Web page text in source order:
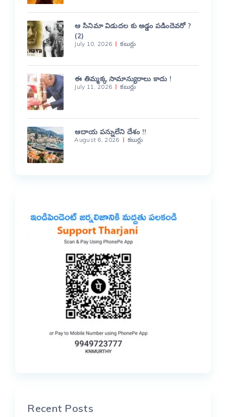
ఆ సినిమా విడుదల కు అడ్డం పడిందెవరో ?
(2)
July 10, 2026 కబుర్లు
ఈ తిమ్మక్క సామాన్యురాలు కాదు !
July 11, 2026 కబుర్లు
ఆదాయ పన్నులేని దేశం !!
August 6, 2026 కబుర్లు
Recent Posts